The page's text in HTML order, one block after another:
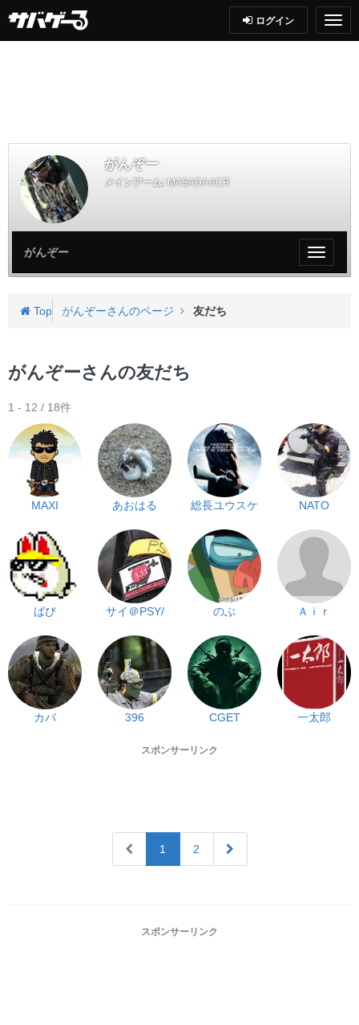
ログイン
がんぞー
メインアーム: MASADA ACR
My
ペ
がんぞー
Top がんぞーさんのページ 友だち
がんぞーさんの友だち
1 - 12 / 18件
MAXI あおはる 総長ユウスケ NATO
ばび サイ＠PSY/ のぶ Ａｉｒ
カバ 396 CGET 一太郎
スポンサーリンク
1 2
スポンサーリンク